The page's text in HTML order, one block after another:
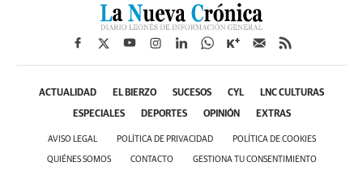
ACTUALIDAD EL BIERZO SUCESOS CYL LNC CULTURAS
ESPECIALES DEPORTES OPINIÓN EXTRAS
AVISO LEGAL POLÍTICA DE PRIVACIDAD POLÍTICA DE COOKIES
QUIÉNES SOMOS CONTACTO GESTIONA TU CONSENTIMIENTO